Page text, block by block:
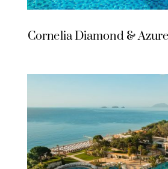
Cornelia Diamond &